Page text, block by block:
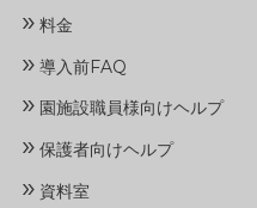
» 料金
» 導入前FAQ
» 園施設職員様向けヘルプ
» 保護者向けヘルプ
» 資料室